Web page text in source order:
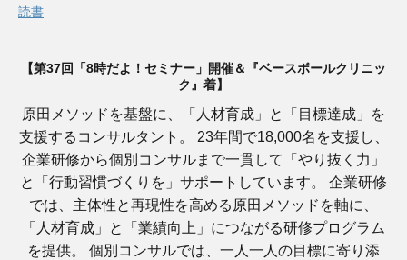
読書
【第37回「8時だよ！セミナー」開催＆『ベースボールクリニッ
ク』着】
原田メソッドを基盤に、「人材育成」と「目標達成」を
支援するコンサルタント。 23年間で18,000名を支援し、
企業研修から個別コンサルまで一貫して「やり抜く力」
と「行動習慣づくりを」サポートしています。 企業研修
では、主体性と再現性を高める原田メソッドを軸に、
「人材育成」と「業績向上」につながる研修プログラム
を提供。 個別コンサルでは、一人一人の目標に寄り添